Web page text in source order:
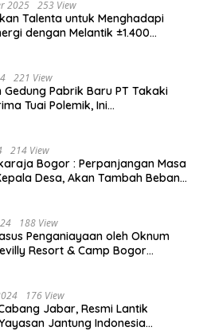
2025 253 View
Talenta untuk Menghadapi
dengan Melantik ±1.400
221 View
Gedung Pabrik Baru PT Takaki
Tuai Polemik, Ini
214 View
Bogor : Perpanjangan Masa
Desa, Akan Tambah Beban
188 View
Penganiayaan oleh Oknum
Resort & Camp Bogor
176 View
Jabar, Resmi Lantik
Jantung Indonesia